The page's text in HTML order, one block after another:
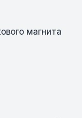
магнита